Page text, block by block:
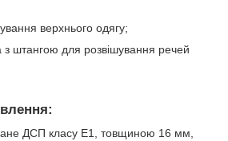
верхнього одягу;
з штангою для розвішування речей
ДСП класу Е1, товщиною 16 мм,